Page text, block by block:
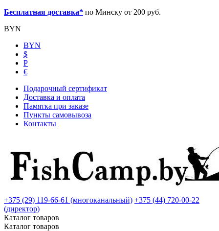
Бесплатная доставка* по Минску от 200 руб.
BYN
BYN
$
Р
€
Подарочный сертификат
Доставка и оплата
Памятка при заказе
Пункты самовывоза
Контакты
+375 (29) 119-66-61 (многоканальный) +375 (44) 720-00-22
(директор)
Каталог товаров
Каталог товаров